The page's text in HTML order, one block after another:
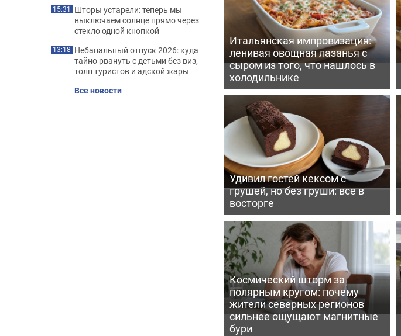
Итальянская импровизация:
ленивая овощная лазанья с
сыром из того, что нашлось в
холодильнике
Удивил гостей кексом с
грушей, но без груши: все в
восторге
Космический шторм за
полярным кругом: почему
жители северных регионов
сильнее ощущают магнитные
бури
15:31 Шторы устарели: теперь мы
выключаем солнце прямо через
стекло одной кнопкой
13:18 Небанальный отпуск 2026: куда
тайно рвануть с детьми без виз,
толп туристов и адской жары
Все новости